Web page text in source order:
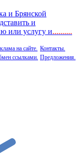
и Брянской
и
или услугу и..........
на сайте.
ссылками.
Контакты.
Предложения.